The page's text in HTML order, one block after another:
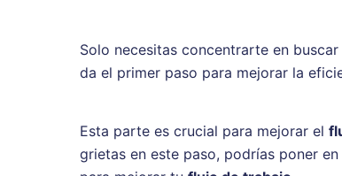
Solo necesitas concentrarte en
da el primer paso para mejorar la
Esta parte es crucial para mejorar el
grietas en este paso, podrías poner